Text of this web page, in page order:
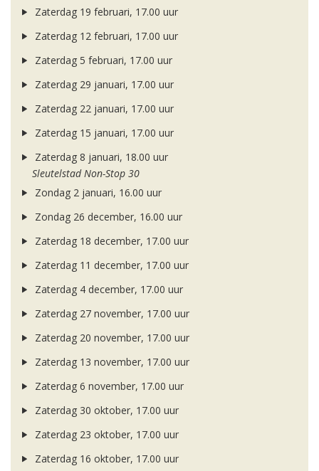
Zaterdag 19 februari, 17.00 uur
Zaterdag 12 februari, 17.00 uur
Zaterdag 5 februari, 17.00 uur
Zaterdag 29 januari, 17.00 uur
Zaterdag 22 januari, 17.00 uur
Zaterdag 15 januari, 17.00 uur
Zaterdag 8 januari, 18.00 uur
Sleutelstad Non-Stop 30
Zondag 2 januari, 16.00 uur
Zondag 26 december, 16.00 uur
Zaterdag 18 december, 17.00 uur
Zaterdag 11 december, 17.00 uur
Zaterdag 4 december, 17.00 uur
Zaterdag 27 november, 17.00 uur
Zaterdag 20 november, 17.00 uur
Zaterdag 13 november, 17.00 uur
Zaterdag 6 november, 17.00 uur
Zaterdag 30 oktober, 17.00 uur
Zaterdag 23 oktober, 17.00 uur
Zaterdag 16 oktober, 17.00 uur